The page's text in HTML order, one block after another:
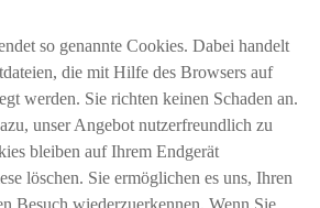
so genannte Cookies. Dabei handelt
die mit Hilfe des Browsers auf
werden. Sie richten keinen Schaden an.
unser Angebot nutzerfreundlich zu
bleiben auf Ihrem Endgerät
löschen. Sie ermöglichen es uns, Ihren
Besuch wiederzuerkennen. Wenn Sie